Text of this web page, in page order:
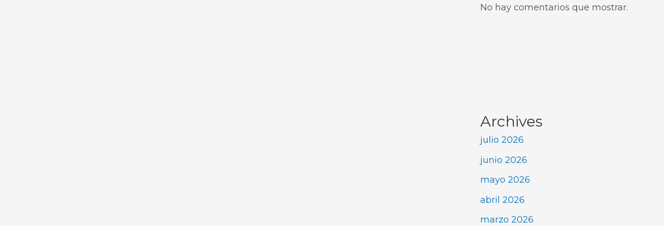
No hay comentarios que mostrar.
Archives
julio 2026
junio 2026
mayo 2026
abril 2026
marzo 2026